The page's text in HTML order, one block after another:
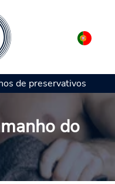
de preservativos
do